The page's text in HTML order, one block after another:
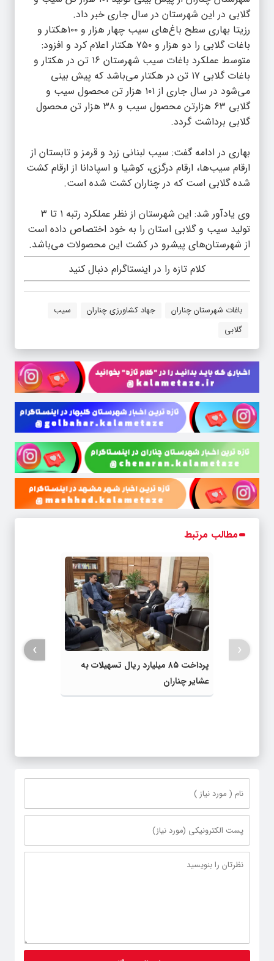
گلابی در این شهرستان در سال جاری خبر داد.
رزیتا بهاری سطح باغ‌های سیب چهار هزار و ۱۰۰هکتار و
باغات گلابی را دو هزار و ۷۵۰ هکتار اعلام کرد و افزود:
متوسط عملکرد باغات سیب شهرستان ۱۶ تن در هکتار و
باغات گلابی ۱۷ تن در هکتار می‌باشد که پیش بینی
می‌شود در سال جاری از ۱۰۱ هزار تن محصول سیب و
گلابی ۶۳ هزارتن محصول سیب و ۳۸ هزار تن محصول
گلابی برداشت گردد.
بهاری در ادامه گفت: سیب لبنانی زرد و قرمز و تابستان از
ارقام سیب‌ها، ارقام درگزی، کوشیا و اسپادانا از ارقام کشت
شده گلابی است که در چناران کشت شده است.
وی یادآور شد: این شهرستان از نظر عملکرد رتبه ۱ تا ۳
تولید سیب و گلابی استان را به خود اختصاص داده است
از شهرستان‌های پیشرو در کشت این محصولات می‌باشد.
کلام تازه را در اینستاگرام دنبال کنید
باغات شهرستان چناران جهاد کشاورزی چناران
سیب
گلابی
مطالب مرتبط
پرداخت ۸۵ میلیارد ریال تسهیلات به
عشایر چناران
‹
›